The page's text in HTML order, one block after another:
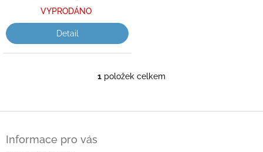
VYPRODÁNO
Detail
O
á
1 položek celkem
Informace pro vás